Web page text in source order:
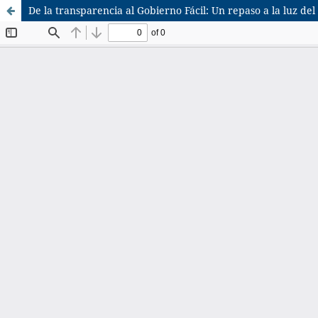
De la transparencia al Gobierno Fácil: Un repaso a la luz